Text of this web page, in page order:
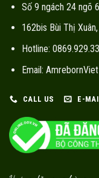
Số 9 ngách 24 ngõ
162bis Bùi Thị
Hotline:
Email:
CALL US E-